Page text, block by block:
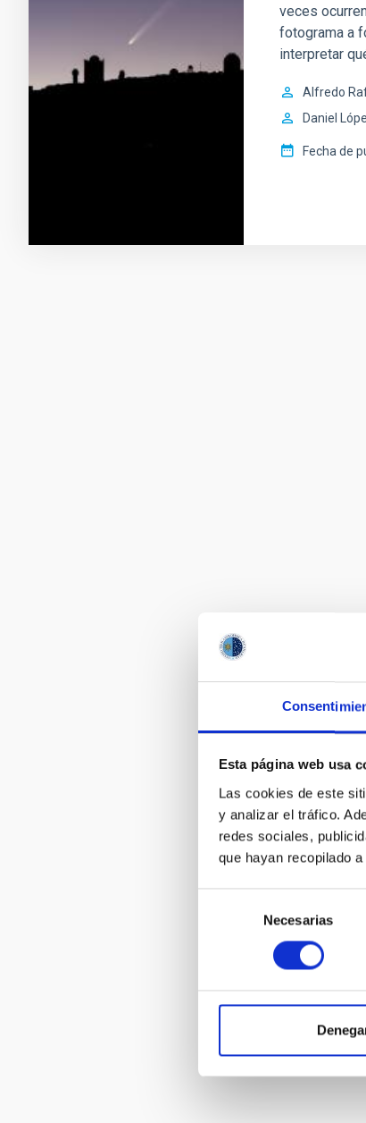
Esta página web usa
Las cookies de este
y analizar el tráfico.
redes sociales,
que hayan recopilado
consentimiento
Necesarias
veces
fotograma a
interpretar
Alfredo
Daniel
Fecha de